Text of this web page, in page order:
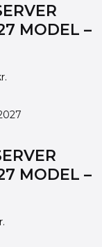
MODEL –
MODEL –